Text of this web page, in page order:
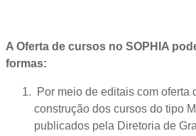
A Oferta de cursos no SOPHIA
formas:
Por meio de editais com oferta
construção dos cursos do tipo
publicados pela Diretoria de